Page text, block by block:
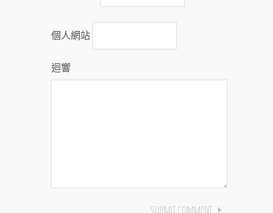
個人網站
迴響